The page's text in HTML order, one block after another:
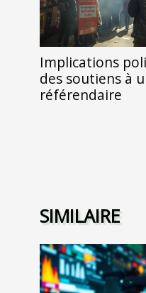
Implications
des soutiens à
référendaire
SIMILAIRE